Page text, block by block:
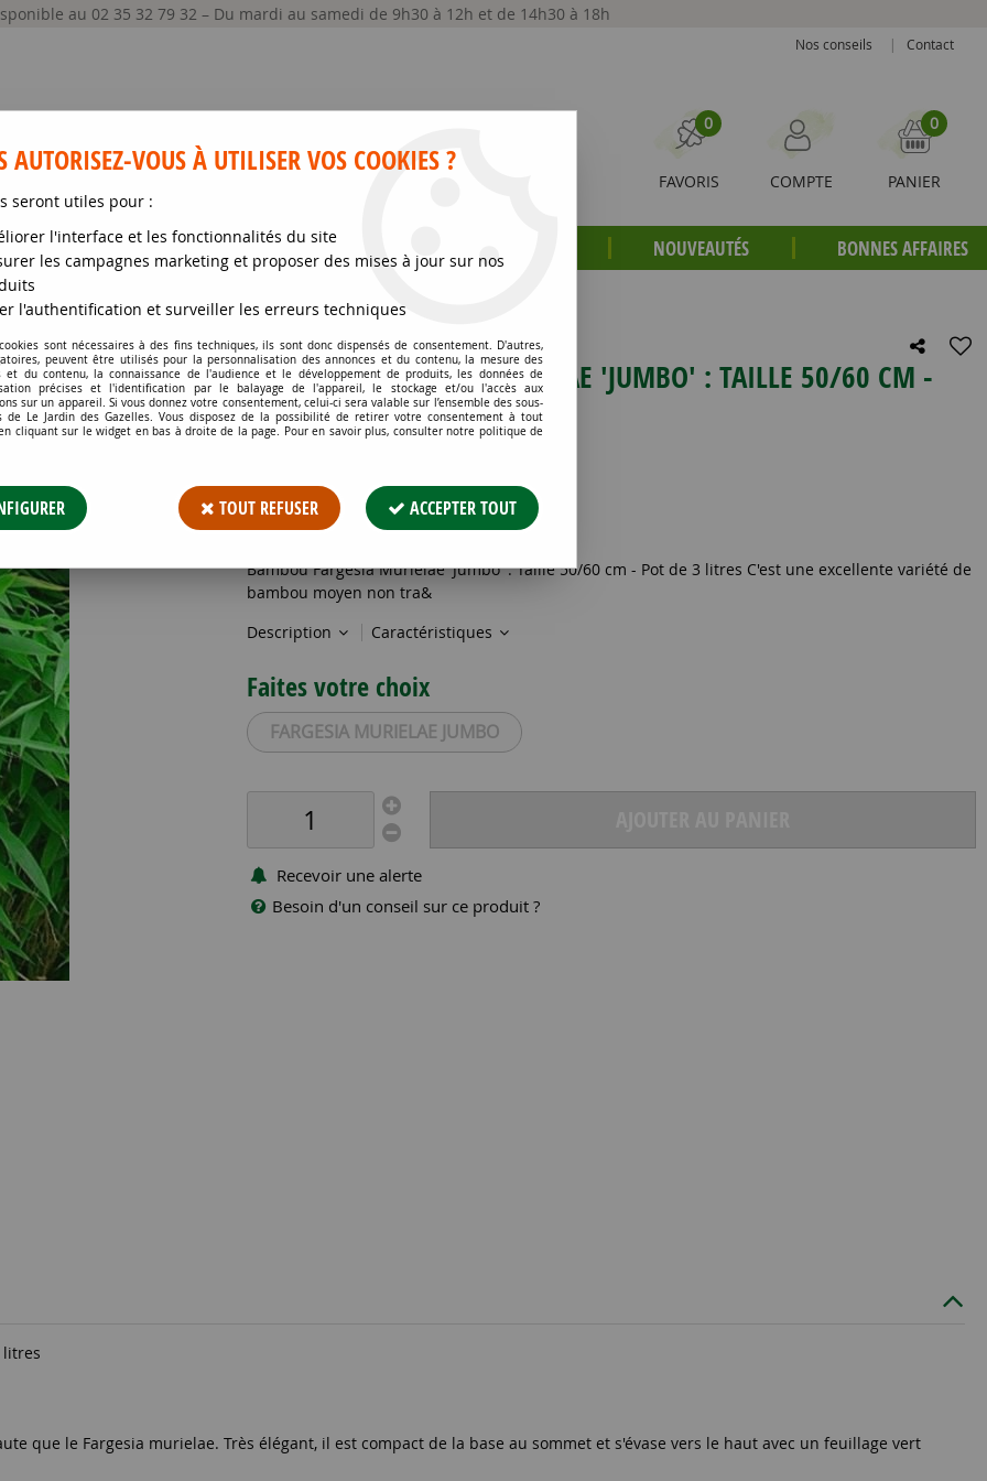
au 02 35 32 79 32 – Du mardi au samedi de 9h30 à 12h et de 14h30 à 18h
Nos conseils | Contact
0
FAVORIS COMPTE
0
PANIER
GRAINES ET SEMENCES MATÉRIELS NOUVEAUTÉS BONNES AFFAIRES
>
BAMBOU FARGESIA MURIELAE 'JUMBO' : TAILLE 50/60 CM -
POT DE 3 LITRES
Soyez le premier à donner votre avis !
20,73€ TTC
Bambou Fargesia Murielae 'Jumbo' : Taille 50/60 cm - Pot de 3 litres C'est une excellente variété de
bambou moyen non tra&
Description
Caractéristiques
Faites votre choix
FARGESIA MURIELAE JUMBO
Recevoir une alerte
Besoin d'un conseil sur ce produit ?
litres
que le Fargesia murielae. Très élégant, il est compact de la base au sommet et s'évase vers le haut avec un feuillage vert
AUTORISEZ-VOUS À UTILISER VOS COOKIES ?
seront utiles pour :
l'interface et les fonctionnalités du site
les campagnes marketing et proposer des mises à jour sur nos
l'authentification et surveiller les erreurs techniques
sont nécessaires à des fins techniques, ils sont donc dispensés de consentement. D'autres,
peuvent être utilisés pour la personnalisation des annonces et du contenu, la mesure des
et du contenu, la connaissance de l'audience et le développement de produits, les données de
précises et l'identification par le balayage de l'appareil, le stockage et/ou l'accès aux
sur un appareil. Si vous donnez votre consentement, celui-ci sera valable sur l’ensemble des sous-
de Le Jardin des Gazelles. Vous disposez de la possibilité de retirer votre consentement à tout
cliquant sur le widget en bas à droite de la page. Pour en savoir plus, consulter notre politique de
TOUT REFUSER ACCEPTER TOUT